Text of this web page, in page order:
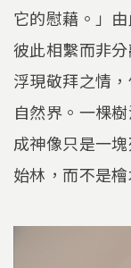
它的慰藉。」
彼此相繫而非
浮現敬拜之情
自然界。一棵
成神像只是一
始林，而不是檜